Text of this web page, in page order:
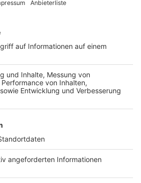
haftet der Verkäufer!
achten, wann die Einlösefrist
anderes vereinbart wurde, gilt
von drei Jahren.
Wurde das Präsent im Internet
einfacher. Fast jeder im
Vertrag kann innerhalb von
werden. Widerrufen und die
gefällt. Wichtig ist aber, dass die
den Weihnachtsfeiertagen
ist.